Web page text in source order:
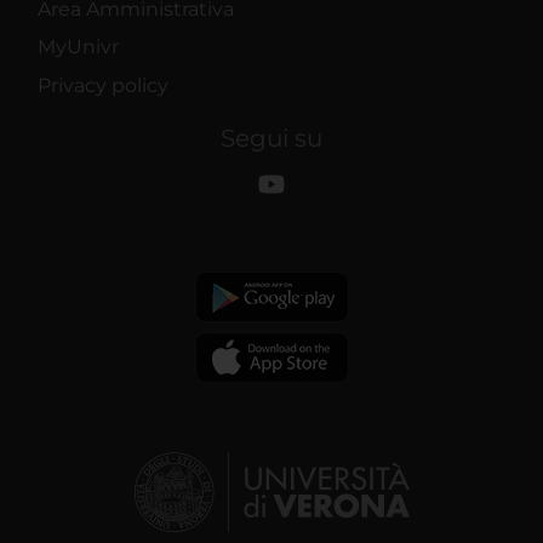
Area Amministrativa
MyUnivr
Privacy policy
Segui su